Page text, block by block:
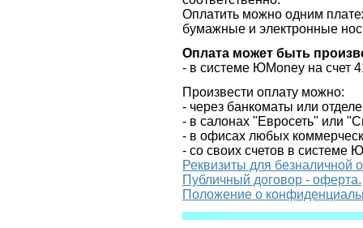
Оплатить можно одним
бумажные и электронные
Оплата может быть
- в системе ЮMoney на счет
Произвести оплату можно:
- через банкоматы или
- в салонах "Евросеть" или
- в офисах любых
- со своих счетов в системе
Реквизиты для безналичной
Публичный договор - оферта.
Положение о